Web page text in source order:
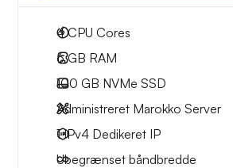
4CPU Cores
6 GB RAM
100 GB NVMe SSD
Administreret Marokko Server
1 IPv4 Dedikeret IP
Ubegrænset båndbredde